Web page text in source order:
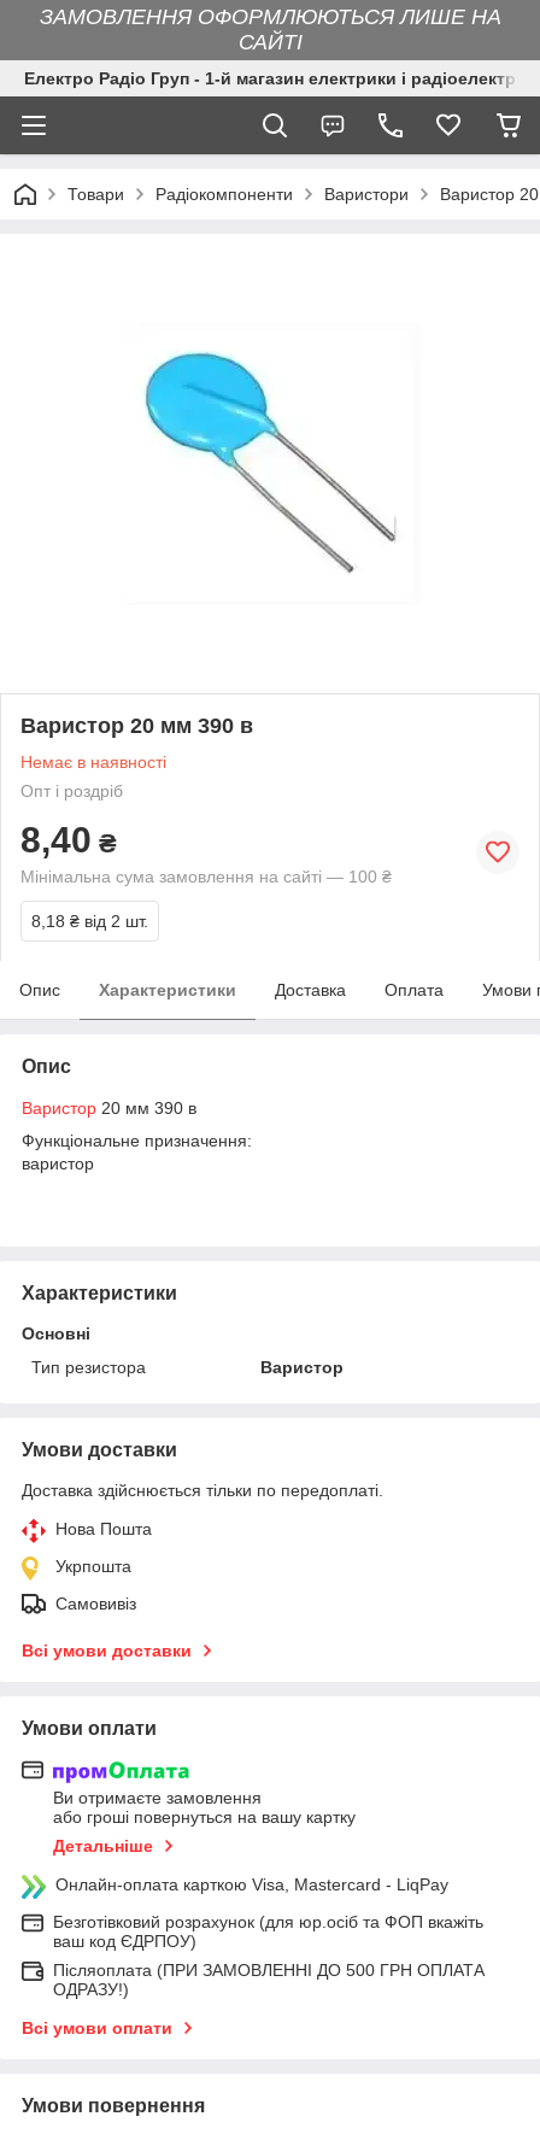
ЗАМОВЛЕННЯ ОФОРМЛЮЮТЬСЯ ЛИШЕ НА
САЙТІ
Електро Радіо Груп - 1-й магазин електрики і
Товари Радіокомпоненти Варистори Варистор
Варистор 20 мм 390 в
Немає в наявності
Опт і роздріб
8,40 ₴
Мінімальна сума замовлення на сайті — 100 ₴
8,18 ₴ від 2 шт.
Опис Характеристики Доставка Оплата Умови
Опис
Варистор 20 мм 390 в
Функціональне призначення:
варистор
Характеристики
Основні
Тип резистора
Варистор
Умови доставки
Доставка здійснюється тільки по передоплаті.
Нова Пошта
Укрпошта
Самовивіз
Всі умови доставки
Умови оплати
Ви отримаєте замовлення
або гроші повернуться на вашу картку
Детальніше
Онлайн-оплата карткою Visa, Mastercard - LiqPay
Безготівковий розрахунок (для юр.осіб та ФОП вкажіть
ваш код ЄДРПОУ)
Післяоплата (ПРИ ЗАМОВЛЕННІ ДО 500 ГРН ОПЛАТА
ОДРАЗУ!)
Всі умови оплати
Умови повернення